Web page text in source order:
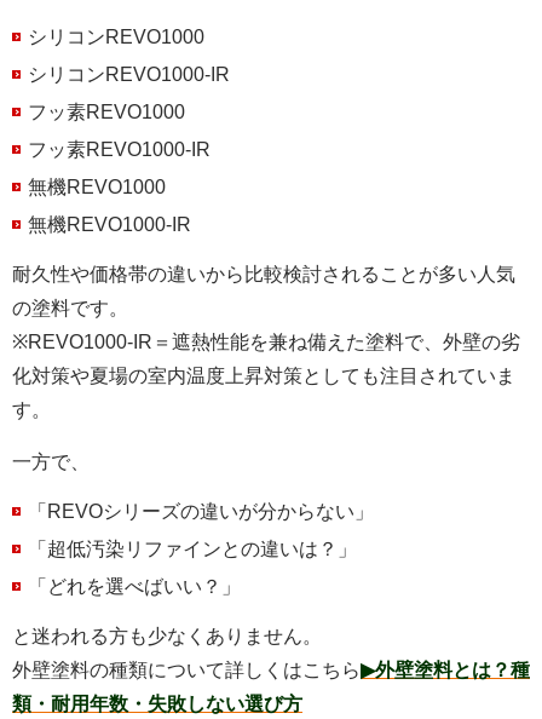
シリコンREVO1000
シリコンREVO1000-IR
フッ素REVO1000
フッ素REVO1000-IR
無機REVO1000
無機REVO1000-IR
耐久性や価格帯の違いから比較検討されることが多い人気
の塗料です。
※REVO1000-IR＝遮熱性能を兼ね備えた塗料で、外壁の劣
化対策や夏場の室内温度上昇対策としても注目されていま
す。
一方で、
「REVOシリーズの違いが分からない」
「超低汚染リファインとの違いは？」
「どれを選べばいい？」
と迷われる方も少なくありません。
外壁塗料の種類について詳しくはこちら▶外壁塗料とは？種
類・耐用年数・失敗しない選び方